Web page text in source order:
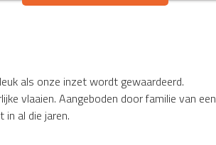
als onze inzet wordt gewaardeerd.
vlaaien. Aangeboden door familie van een
al die jaren.